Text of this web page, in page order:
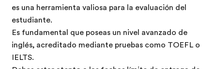
es una herramienta valiosa para la evaluación del
estudiante.
Es fundamental que poseas un nivel avanzado de
inglés, acreditado mediante pruebas como TOEFL o
IELTS.